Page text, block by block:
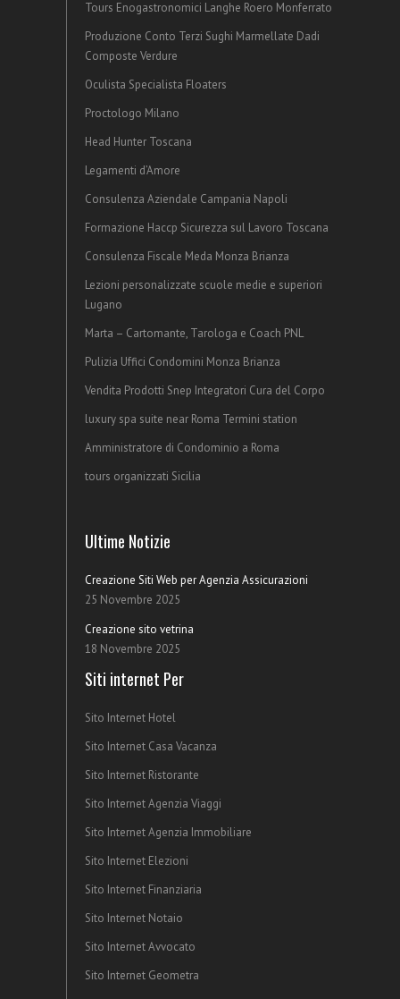
Tours Enogastronomici Langhe Roero Monferrato
Produzione Conto Terzi Sughi Marmellate Dadi
Composte Verdure
Oculista Specialista Floaters
Proctologo Milano
Head Hunter Toscana
Legamenti d’Amore
Consulenza Aziendale Campania Napoli
Formazione Haccp Sicurezza sul Lavoro Toscana
Consulenza Fiscale Meda Monza Brianza
Lezioni personalizzate scuole medie e superiori
Lugano
Marta – Cartomante, Tarologa e Coach PNL
Pulizia Uffici Condomini Monza Brianza
Vendita Prodotti Snep Integratori Cura del Corpo
luxury spa suite near Roma Termini station
Amministratore di Condominio a Roma
tours organizzati Sicilia
Ultime Notizie
Creazione Siti Web per Agenzia Assicurazioni
25 Novembre 2025
Creazione sito vetrina
18 Novembre 2025
Siti internet Per
Sito Internet Hotel
Sito Internet Casa Vacanza
Sito Internet Ristorante
Sito Internet Agenzia Viaggi
Sito Internet Agenzia Immobiliare
Sito Internet Elezioni
Sito Internet Finanziaria
Sito Internet Notaio
Sito Internet Avvocato
Sito Internet Geometra